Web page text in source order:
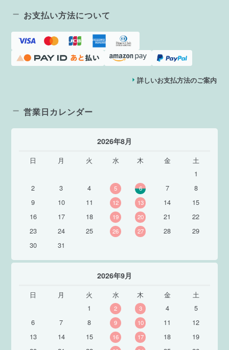
お支払い方法について
詳しいお支払方法のご案内
営業日カレンダー
2026年8月
日 月 火 水 木 金
土
1
2
3 4 5 6 7
8
9
10 11 12 13 14
15
16
17 18 19 20 21
22
23
24 25 26 27 28
29
30
31
2026年9月
日 月 火 水 木 金
土
1
2 3 4
5
6
7 8 9 10 11
12
13
14 15 16 17 18
19